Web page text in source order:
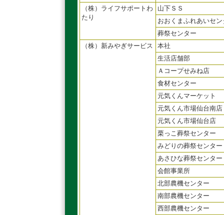
（株）ライフサポートわ
たり
山下ＳＳ
おおくまふれあいセン
葬祭センター
（株）新みやぎサービス
本社
生活店舗部
Ａコープせみね店
食材センター
元気くんマーケット
元気くん市場仙台南店
元気くん市場仙台店
栗っこ葬祭センター
みどりの葬祭センター
あさひな葬祭センター
会館事業所
北部農機センター
南部農機センター
西部農機センター